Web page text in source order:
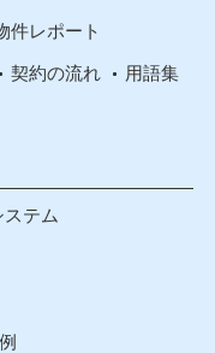
件レポート
契約の流れ 用語集
テム